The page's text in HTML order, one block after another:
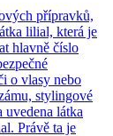
přípravků,
lilial, která je
hlavně číslo
o vlasy nebo
stylingové
uvedena látka
Právě ta je